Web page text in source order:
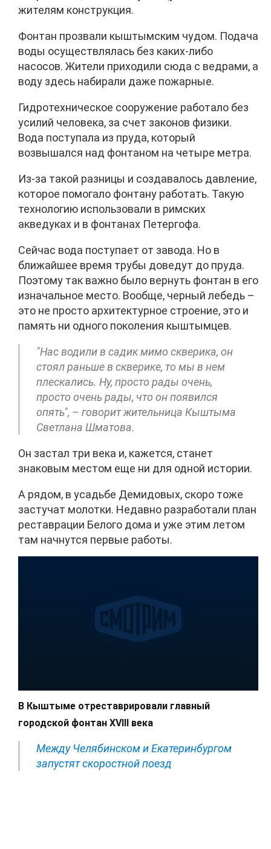
жителям конструкция.
Фонтан прозвали кыштымским чудом. Подача
воды осуществлялась без каких-либо
насосов. Жители приходили сюда с ведрами, а
воду здесь набирали даже пожарные.
Гидротехническое сооружение работало без
усилий человека, за счет законов физики.
Вода поступала из пруда, который
возвышался над фонтаном на четыре метра.
Из-за такой разницы и создавалось давление,
которое помогало фонтану работать. Такую
технологию использовали в римских
акведуках и в фонтанах Петергофа.
Сейчас вода поступает от завода. Но в
ближайшее время трубы доведут до пруда.
Поэтому так важно было вернуть фонтан в его
изначальное место. Вообще, черный лебедь –
это не просто архитектурное строение, это и
память ни одного поколения кыштымцев.
"Нас водили в садик мимо скверика, он
стоял раньше в скверике, то мы в нем
плескались. Ну, просто рады очень,
просто очень рады, что он появился
опять", – говорит жительница Кыштыма
Светлана Шматова.
Он застал три века и, кажется, станет
знаковым местом еще ни для одной истории.
А рядом, в усадьбе Демидовых, скоро тоже
застучат молотки. Недавно разработали план
реставрации Белого дома и уже этим летом
там начнутся первые работы.
В Кыштыме отреставрировали главный
городской фонтан XVIII века
Между Челябинском и Екатеринбургом
запустят скоростной поезд